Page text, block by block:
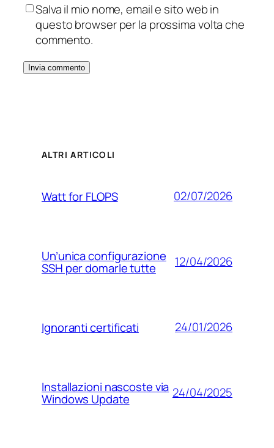
Salva il mio nome, email e sito web in
questo browser per la prossima volta che
commento.
ALTRI ARTICOLI
Watt for FLOPS 02/07/2026
Un’unica configurazione
SSH per domarle tutte 12/04/2026
Ignoranti certificati 24/01/2026
Installazioni nascoste via
Windows Update 24/04/2025